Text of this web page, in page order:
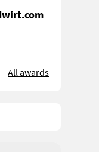
All awards